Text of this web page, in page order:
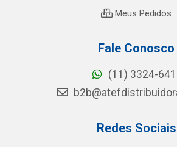
Meus Pedidos
Fale Conosco
(11) 3324-
Redes Sociais